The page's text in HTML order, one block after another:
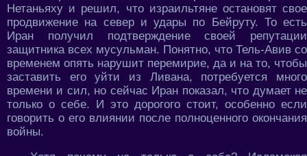
Нетаньяху и решил, что израильтяне остановят свое
продвижение на север и удары по Бейруту. То есть
Иран получил подтверждение своей репутации
защитника всех мусульман. Понятно, что Тель-Авив со
временем опять нарушит перемирие, да и на то, чтобы
заставить его уйти из Ливана, потребуется много
времени и сил, но сейчас Иран показал, что думает не
только о себе. И это дорогого стоит, особенно если
говорить о его влиянии после полноценного окончания
войны.